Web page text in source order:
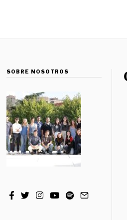
SOBRE NOSOTROS